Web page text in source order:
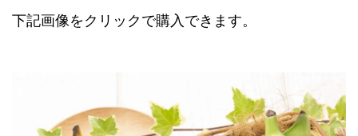
下記画像をクリックで購入できます。